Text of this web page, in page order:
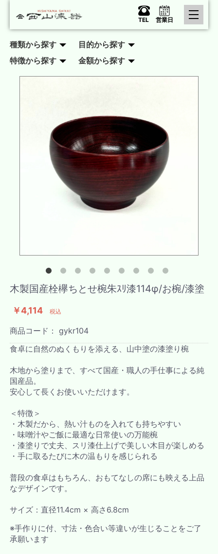
TEL 営業日
種類から探す
目的から探す
特徴から探す
金額から探す
木製国産栓欅ちとせ椀朱ｽﾘ漆114φ/お椀/漆塗
￥4,114 税込
商品コード： gykr104
食卓に自然のぬくもりを添える、山中塗の漆塗り椀
木地から塗りまで、すべて国産・職人の手仕事による純
国産品。
安心して長くお使いいただけます。
＜特徴＞
・木製だから、熱い汁ものを入れても持ちやすい
・味噌汁やご飯に最適な日常使いの万能椀
・漆塗りで丈夫、スリ漆仕上げで美しい木目が楽しめる
・手に取るたびに木の温もりを感じられる
普段の食卓はもちろん、おもてなしの席にも映える上品
なデザインです。
サイズ：直径11.4cm × 高さ6.8cm
※手作りに付、寸法・色合い等違いが生じることをご了
承願います